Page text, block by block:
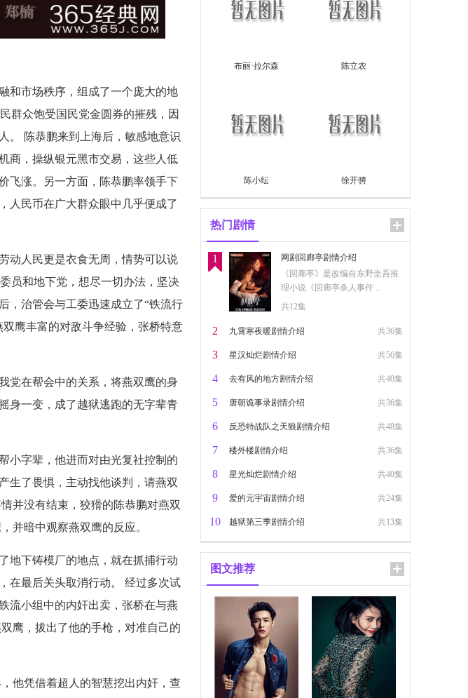
和市场秩序，组成了一个庞大的地
群众饱受国民党金圆券的摧残，因
。 陈恭鹏来到上海后，敏感地意识
商，操纵银元黑市交易，这些人低
飞涨。另一方面，陈恭鹏率领手下
人民币在广大群众眼中几乎便成了
动人民更是衣食无周，情势可以说
员和地下党，想尽一切办法，坚决
，治管会与工委迅速成立了“铁流行
鹰丰富的对敌斗争经验，张桥特意
党在帮会中的关系，将燕双鹰的身
身一变，成了越狱逃跑的无字辈青
小字辈，他进而对由光复社控制的
生了畏惧，主动找他谈判，请燕双
并没有结束，狡猾的陈恭鹏对燕双
并暗中观察燕双鹰的反应。
地下铸模厂的地点，就在抓捕行动
在最后关头取消行动。 经过多次试
流小组中的内奸出卖，张桥在与燕
鹰，拔出了他的手枪，对准自己的
他凭借着超人的智慧挖出内奸，查
布丽·拉尔森 陈立农
陈小纭 徐开骋
热门剧情
1
网剧回廊亭剧情介绍
《回廊亭》是改编自东野圭吾推
理小说《回廊亭杀人事件 ...
共12集
2 共36集
九霄寒夜暖剧情介绍
3 共56集
星汉灿烂剧情介绍
4 共40集
去有风的地方剧情介绍
5 共36集
唐朝诡事录剧情介绍
6 共48集
反恐特战队之天狼剧情介绍
7 共36集
楼外楼剧情介绍
8 共40集
星光灿烂剧情介绍
9 共24集
爱的元宇宙剧情介绍
10 共13集
越狱第三季剧情介绍
图文推荐